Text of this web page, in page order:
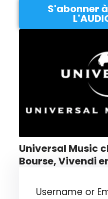
S'abonner à
Universal Music
Bourse, Vivendi
Username or